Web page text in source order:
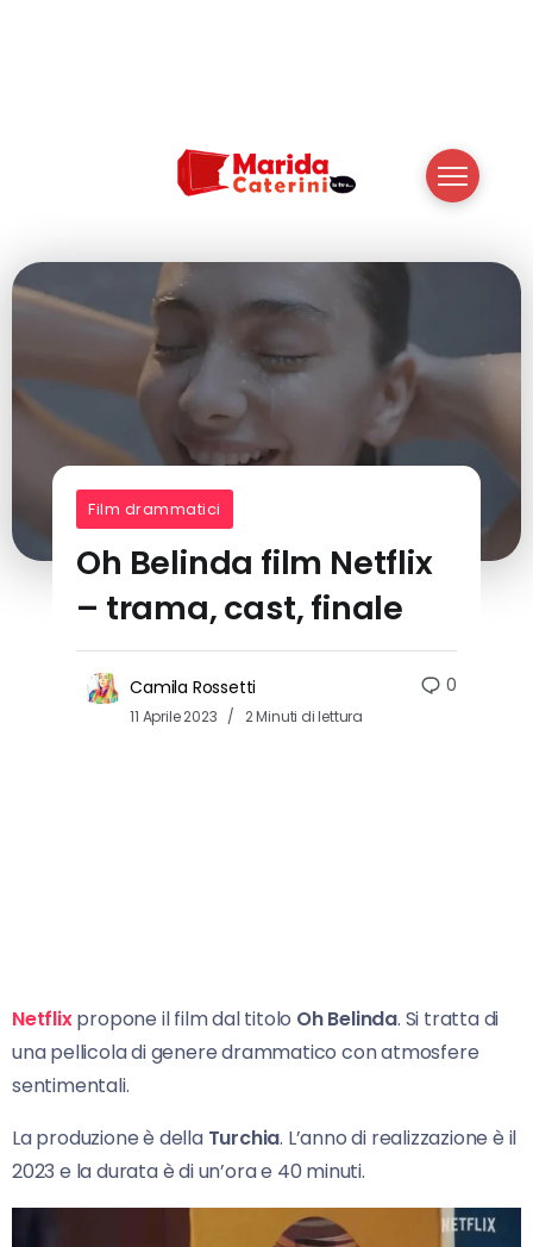
Film drammatici
Oh Belinda film Netflix
– trama, cast, finale
Camila Rossetti
11 Aprile 2023 2 Minuti di lettura
0
Netflixpropone il film dal titolo Oh Belinda. Si tratta di
una pellicola di genere drammatico con atmosfere
sentimentali.
La produzione è della Turchia. L’anno di realizzazione è il
2023 e la durata è di un’ora e 40 minuti.